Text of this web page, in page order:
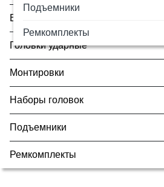
Подъемники
Ремкомплекты
Вулканизаторы
Головки ударные
Монтировки
Наборы головок
Подъемники
Ремкомплекты